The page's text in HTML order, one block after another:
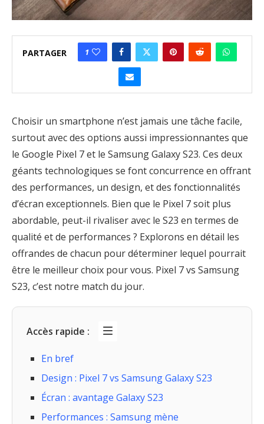
PARTAGER 1
Choisir un smartphone n’est jamais une tâche facile,
surtout avec des options aussi impressionnantes que
le Google Pixel 7 et le Samsung Galaxy S23. Ces deux
géants technologiques se font concurrence en offrant
des performances, un design, et des fonctionnalités
d’écran exceptionnels. Bien que le Pixel 7 soit plus
abordable, peut-il rivaliser avec le S23 en termes de
qualité et de performances ? Explorons en détail les
offrandes de chacun pour déterminer lequel pourrait
être le meilleur choix pour vous. Pixel 7 vs Samsung
S23, c’est notre match du jour.
Accès rapide :
En bref
Design : Pixel 7 vs Samsung Galaxy S23
Écran : avantage Galaxy S23
Performances : Samsung mène